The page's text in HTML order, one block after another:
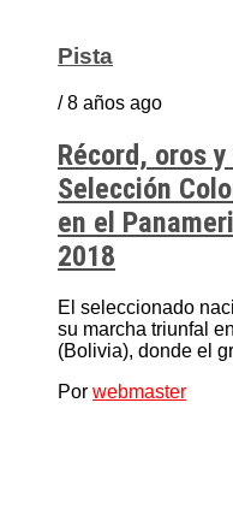
Pista
/ 8 años ago
Récord, oros
Selección
en el
2018
El seleccionado
su marcha triunfal
(Bolivia), donde el
Por webmaster